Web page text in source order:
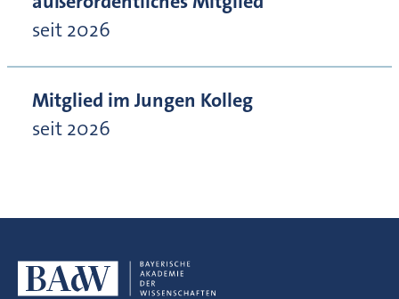
seit 2026
Mitglied im Jungen Kolleg
seit 2026